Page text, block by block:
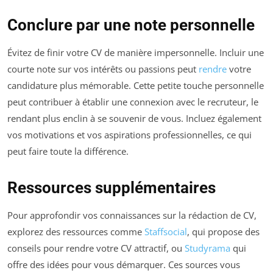
Conclure par une note personnelle
Évitez de finir votre CV de manière impersonnelle. Incluir une
courte note sur vos intérêts ou passions peut rendre votre
candidature plus mémorable. Cette petite touche personnelle
peut contribuer à établir une connexion avec le recruteur, le
rendant plus enclin à se souvenir de vous. Incluez également
vos motivations et vos aspirations professionnelles, ce qui
peut faire toute la différence.
Ressources supplémentaires
Pour approfondir vos connaissances sur la rédaction de CV,
explorez des ressources comme Staffsocial, qui propose des
conseils pour rendre votre CV attractif, ou Studyrama qui
offre des idées pour vous démarquer. Ces sources vous